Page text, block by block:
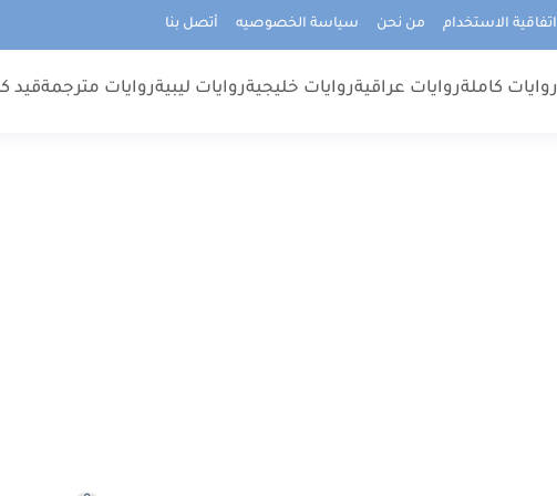
اتفاقية الاستخدام من نحن سياسة الخصوصيه أتصل بنا
روايات كاملةروايات عراقيةروايات خليجيةروايات ليبيةروايات مترجمةقيد